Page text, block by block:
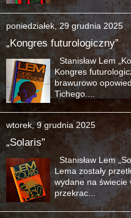
poniedziałek, 29 grudnia 2025
„Kongres futurologiczny”
Stanisław Lem
Kongres
brawurowo
Tichego....
wtorek, 9 grudnia 2025
„Solaris”
Stanisław Lem
Lema zostały
wydane na świecie
przekrac...